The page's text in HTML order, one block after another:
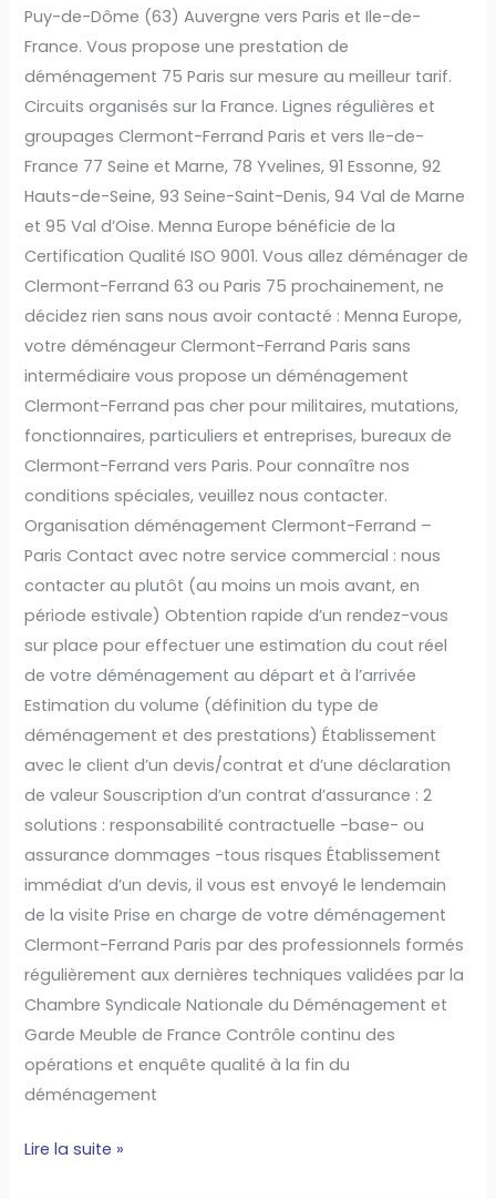
Puy-de-Dôme (63) Auvergne vers Paris et Ile-de-
France. Vous propose une prestation de
déménagement 75 Paris sur mesure au meilleur tarif.
Circuits organisés sur la France. Lignes régulières et
groupages Clermont-Ferrand Paris et vers Ile-de-
France 77 Seine et Marne, 78 Yvelines, 91 Essonne, 92
Hauts-de-Seine, 93 Seine-Saint-Denis, 94 Val de Marne
et 95 Val d’Oise. Menna Europe bénéficie de la
Certification Qualité ISO 9001. Vous allez déménager de
Clermont-Ferrand 63 ou Paris 75 prochainement, ne
décidez rien sans nous avoir contacté : Menna Europe,
votre déménageur Clermont-Ferrand Paris sans
intermédiaire vous propose un déménagement
Clermont-Ferrand pas cher pour militaires, mutations,
fonctionnaires, particuliers et entreprises, bureaux de
Clermont-Ferrand vers Paris. Pour connaître nos
conditions spéciales, veuillez nous contacter.
Organisation déménagement Clermont-Ferrand –
Paris Contact avec notre service commercial : nous
contacter au plutôt (au moins un mois avant, en
période estivale) Obtention rapide d’un rendez-vous
sur place pour effectuer une estimation du cout réel
de votre déménagement au départ et à l’arrivée
Estimation du volume (définition du type de
déménagement et des prestations) Établissement
avec le client d’un devis/contrat et d’une déclaration
de valeur Souscription d’un contrat d’assurance : 2
solutions : responsabilité contractuelle -base- ou
assurance dommages -tous risques Établissement
immédiat d’un devis, il vous est envoyé le lendemain
de la visite Prise en charge de votre déménagement
Clermont-Ferrand Paris par des professionnels formés
régulièrement aux dernières techniques validées par la
Chambre Syndicale Nationale du Déménagement et
Garde Meuble de France Contrôle continu des
opérations et enquête qualité à la fin du
déménagement
Lire la suite »